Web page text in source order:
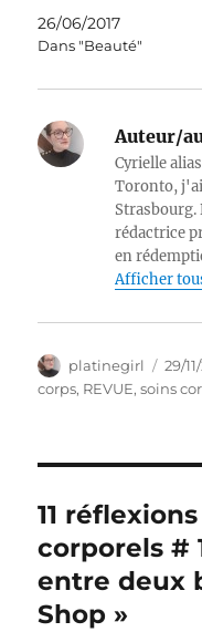
26/06/2017
Dans "Beauté"
Auteur/
Cyrielle
Toronto, j'ai
Strasbourg.
rédactrice
en
Afficher
Auteur
platinegirl
le
29/
corps, REVUE,soins
11
corporels #
entre deux
Shop »